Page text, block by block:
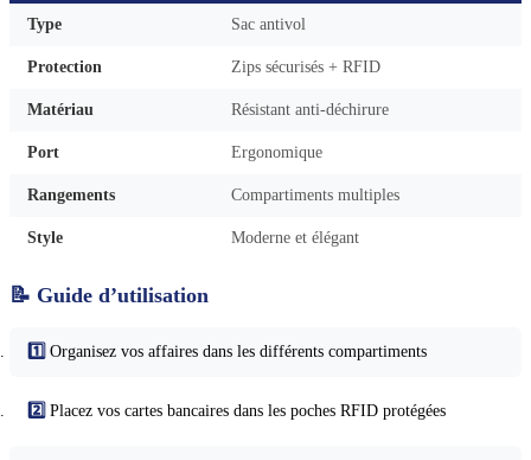
Type Sac antivol
Protection Zips sécurisés + RFID
Matériau Résistant anti-déchirure
Port Ergonomique
Rangements Compartiments multiples
Style Moderne et élégant
📝 Guide d’utilisation
1️⃣ Organisez vos affaires dans les différents compartiments
2️⃣ Placez vos cartes bancaires dans les poches RFID protégées